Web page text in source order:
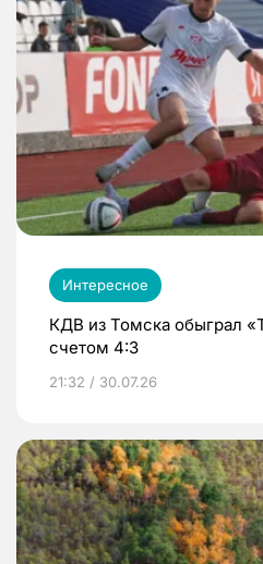
Интересное
КДВ из Томска обыграл
счетом 4:3
21:32 / 30.07.26